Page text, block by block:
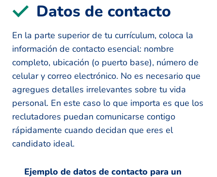
Datos de contacto
En la parte superior de tu currículum, coloca la
información de contacto esencial: nombre
completo, ubicación (o puerto base), número de
celular y correo electrónico. No es necesario que
agregues detalles irrelevantes sobre tu vida
personal. En este caso lo que importa es que los
reclutadores puedan comunicarse contigo
rápidamente cuando decidan que eres el
candidato ideal.
Ejemplo de datos de contacto para un